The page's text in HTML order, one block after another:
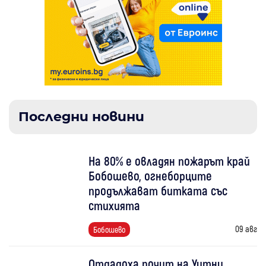
Последни новини
На 80% е овладян пожарът край
Бобошево, огнеборците
продължават битката със
стихията
Бобошево 09 авг